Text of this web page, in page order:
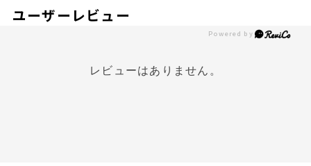
ユーザーレビュー
レビューはありません。